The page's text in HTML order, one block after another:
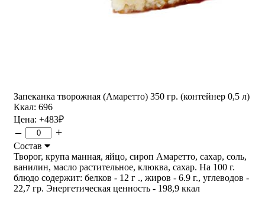
Запеканка творожная (Амаретто) 350 гр. (контейнер 0,5 л)
Ккал: 696
Цена: +483₽
– +
Состав
Творог, крупа манная, яйцо, сироп Амаретто, сахар, соль,
ванилин, масло растительное, клюква, сахар. На 100 г.
блюдо содержит: белков - 12 г ., жиров - 6.9 г., углеводов -
22,7 гр. Энергетическая ценность - 198,9 ккал